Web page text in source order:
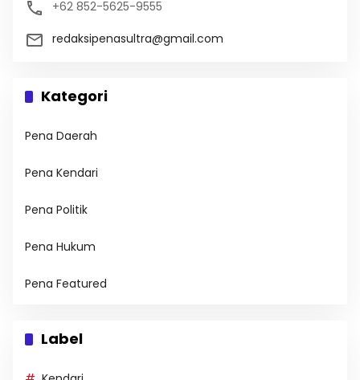
+62 852-5625-9555
redaksipenasultra@gmail.com
Kategori
Pena Daerah
Pena Kendari
Pena Politik
Pena Hukum
Pena Featured
Label